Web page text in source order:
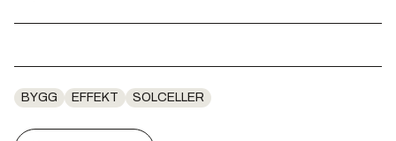
BYGG EFFEKT SOLCELLER